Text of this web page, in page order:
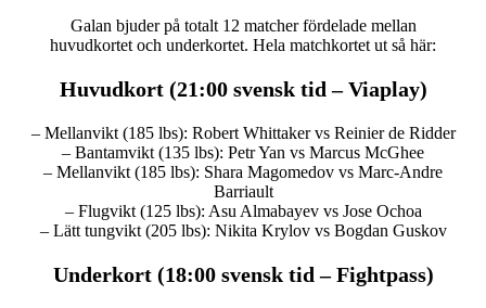
Galan bjuder på totalt 12 matcher fördelade mellan
huvudkortet och underkortet. Hela matchkortet ut så här:
Huvudkort (21:00 svensk tid – Viaplay)
– Mellanvikt (185 lbs): Robert Whittaker vs Reinier de Ridder
– Bantamvikt (135 lbs): Petr Yan vs Marcus McGhee
– Mellanvikt (185 lbs): Shara Magomedov vs Marc-Andre
Barriault
– Flugvikt (125 lbs): Asu Almabayev vs Jose Ochoa
– Lätt tungvikt (205 lbs): Nikita Krylov vs Bogdan Guskov
Underkort (18:00 svensk tid – Fightpass)